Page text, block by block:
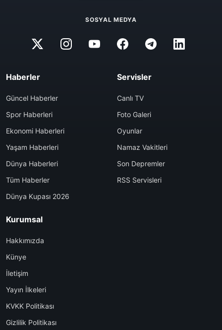
SOSYAL MEDYA
Haberler
Güncel Haberler
Spor Haberleri
Ekonomi Haberleri
Yaşam Haberleri
Dünya Haberleri
Tüm Haberler
Dünya Kupası 2026
Servisler
Canlı TV
Foto Galeri
Oyunlar
Namaz Vakitleri
Son Depremler
RSS Servisleri
Kurumsal
Hakkımızda
Künye
İletişim
Yayın İlkeleri
KVKK Politikası
Gizlilik Politikası